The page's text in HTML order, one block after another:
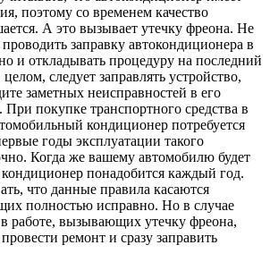
поэтому со временем качество
А это вызывает утечку фреона. Не
заправку автокондиционера в
и откладывать процедуру на последний
следует заправлять устройство,
заметных неисправностей в его
покупке транспортного средства в
кондиционер потребуется
годы эксплуатации такого
Когда же вашему автомобилю будет
кондиционер понадобится каждый год.
что данные правила касаются
полностью исправно. Но в случае
работе, вызывающих утечку фреона,
ремонт и сразу заправить